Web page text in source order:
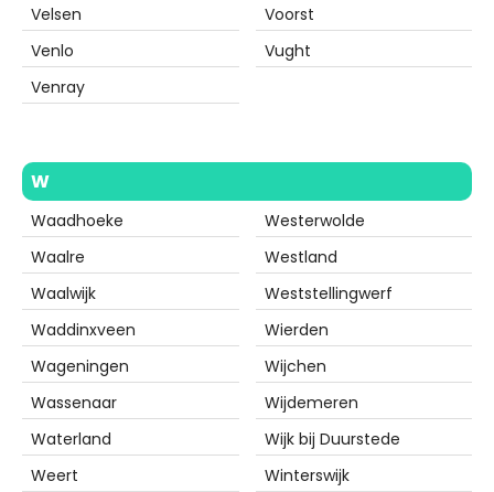
Velsen
Venlo
Venray
Voorst
Vught
W
Waadhoeke
Waalre
Waalwijk
Waddinxveen
Wageningen
Wassenaar
Waterland
Weert
Westerwolde
Westland
Weststellingwerf
Wierden
Wijchen
Wijdemeren
Wijk bij Duurstede
Winterswijk